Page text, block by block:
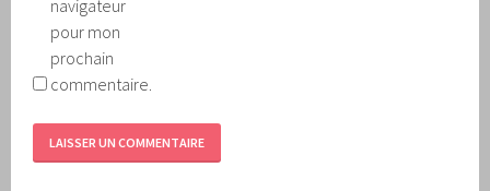
navigateur
pour mon
prochain
commentaire.